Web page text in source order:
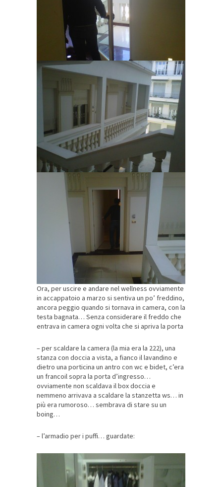
Ora, per uscire e andare nel wellness ovviamente
in accappatoio a marzo si sentiva un po’ freddino,
ancora peggio quando si tornava in camera, con la
testa bagnata… Senza considerare il freddo che
entrava in camera ogni volta che si apriva la porta
– per scaldare la camera (la mia era la 222), una
stanza con doccia a vista, a fianco il lavandino e
dietro una porticina un antro con wc e bidet, c’era
un francoil sopra la porta d’ingresso…
ovviamente non scaldava il box doccia e
nemmeno arrivava a scaldare la stanzetta ws… in
più era rumoroso… sembrava di stare su un
boing…
– l’armadio per i puffi… guardate: